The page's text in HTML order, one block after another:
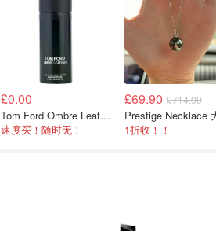
£0.00
Tom Ford Ombre Leather 全身喷雾 150ml
速度买！随时无！
£69.90 £714.90
1折收！！